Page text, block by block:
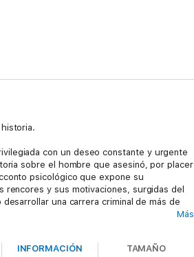
con un deseo constante y urgente
sobre el hombre que asesinó, por placer
psicológico que expone su
y sus motivaciones, surgidas del
una carrera criminal de más de
propias palabras, en la persona más
Más
INFORMACIÓN
TAMAÑO